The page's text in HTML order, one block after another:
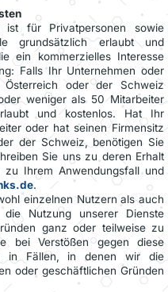
ist für Privatpersonen sowie
grundsätzlich erlaubt und
ein kommerzielles Interesse
Falls Ihr Unternehmen oder
Österreich oder der Schweiz
weniger als 50 Mitarbeiter
und kostenlos. Hat Ihr
oder hat seinen Firmensitz
der Schweiz, benötigen Sie
Sie uns zu deren Erhalt
Ihrem Anwendungsfall und
.
einzelnen Nutzern als auch
die Nutzung unserer Dienste
ganz oder teilweise zu
bei Verstößen gegen diese
in Fällen, in denen wir die
oder geschäftlichen Gründen